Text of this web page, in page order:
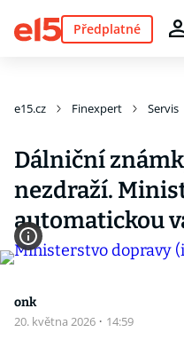
Předplatné
e15.cz Finexpert Servis
Dálniční
nezdraží.
automatickou
onk
20. května 2026 · 14:59